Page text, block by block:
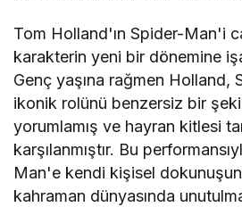
Tom Holland'ın Spider-Man'i
karakterin yeni bir dönemine
Genç yaşına rağmen Holland,
ikonik rolünü benzersiz bir
yorumlamış ve hayran kitlesi
karşılanmıştır. Bu
Man'e kendi kişisel
kahraman dünyasında